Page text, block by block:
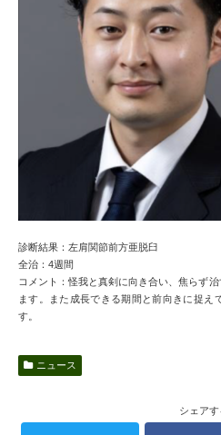
診断結果：左肩関節前方亜脱臼
全治：4週間
コメント：怪我と真剣に向き合い、焦らず
ます。また成長できる期間と前向きに捉え
す。
ニュース
シェアす